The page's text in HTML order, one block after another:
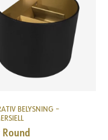
BELYSNING –